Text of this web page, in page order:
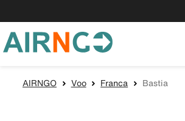
AIRNGO Voo Franca Bastia